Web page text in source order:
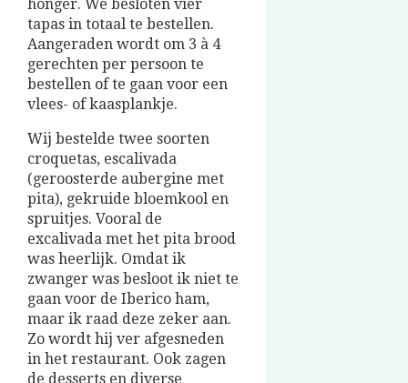
honger. We besloten vier
tapas in totaal te bestellen.
Aangeraden wordt om 3 à 4
gerechten per persoon te
bestellen of te gaan voor een
vlees- of kaasplankje.
Wij bestelde twee soorten
croquetas, escalivada
(geroosterde aubergine met
pita), gekruide bloemkool en
spruitjes. Vooral de
excalivada met het pita brood
was heerlijk. Omdat ik
zwanger was besloot ik niet te
gaan voor de Iberico ham,
maar ik raad deze zeker aan.
Zo wordt hij ver afgesneden
in het restaurant. Ook zagen
de desserts en diverse